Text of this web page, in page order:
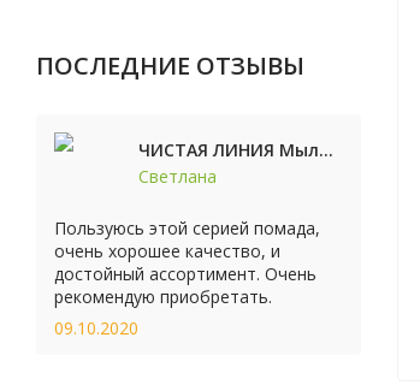
ПОСЛЕДНИЕ ОТЗЫВЫ
ЧИСТАЯ ЛИНИЯ Мыло косметическое Персик 90г
Светлана
Пользуюсь этой серией помада,
очень хорошее качество, и
достойный ассортимент. Очень
рекомендую приобретать.
09.10.2020